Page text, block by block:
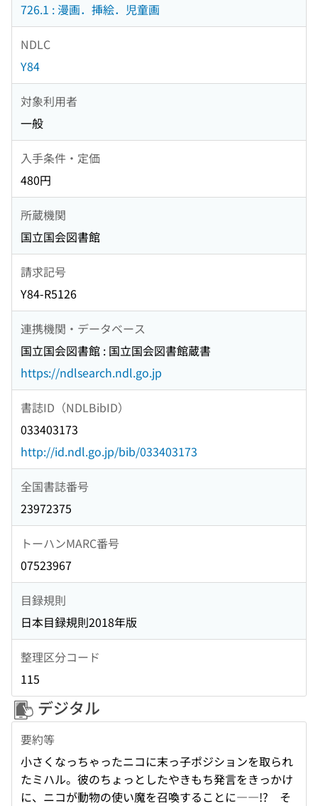
726.1 : 漫画．挿絵．児童画
NDLC
Y84
対象利用者
一般
入手条件・定価
480円
所蔵機関
国立国会図書館
請求記号
Y84-R5126
連携機関・データベース
国立国会図書館 : 国立国会図書館蔵書
https://ndlsearch.ndl.go.jp
書誌ID（NDLBibID）
033403173
http://id.ndl.go.jp/bib/033403173
全国書誌番号
23972375
トーハンMARC番号
07523967
目録規則
日本目録規則2018年版
整理区分コード
115
デジタル
要約等
小さくなっちゃったニコに末っ子ポジションを取られ
たミハル。彼のちょっとしたやきもち発言をきっかけ
に、ニコが動物の使い魔を召喚することに――!? そ